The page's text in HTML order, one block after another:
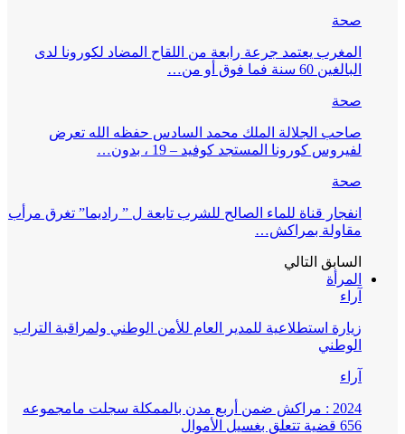
صحة
المغرب يعتمد جرعة رابعة من اللقاح المضاد لكورونا لدى
البالغين 60 سنة فما فوق أو من…
صحة
صاحب الجلالة الملك محمد السادس حفظه الله تعرض
لفيروس كورونا المستجد كوفيد – 19 ، بدون…
صحة
انفجار قناة للماء الصالح للشرب تابعة ل ” راديما” تغرق مرأب
مقاولة بمراكش…
السابق التالي
المرأة
آراء
زيارة استطلاعية للمدير العام للأمن الوطني ولمراقبة التراب
الوطني
آراء
2024 : مراكش ضمن أربع مدن بالممكلة سجلت مامجموعه
656 قضية تتعلق بغسيل الأموال